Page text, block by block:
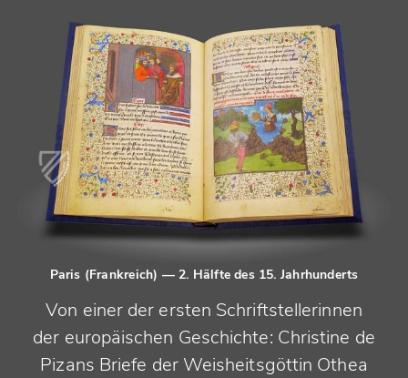
Paris (Frankreich) — 2. Hälfte des 15. Jahrhunderts
Von einer der ersten Schriftstellerinnen
der europäischen Geschichte: Christine de
Pizans Briefe der Weisheitsgöttin Othea